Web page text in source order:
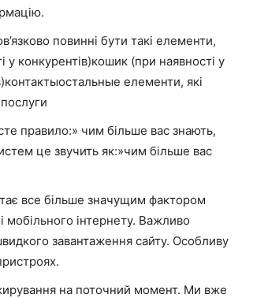
повинні бути такі елементи,
конкурентів)кошик (при наявності у
елементи, які
правило:» чим більше вас знають,
це звучить як:»чим більше вас
все більше значущим фактором
мобільного інтернету. Важливо
завантаження сайту. Особливу
на поточний момент. Ми вже